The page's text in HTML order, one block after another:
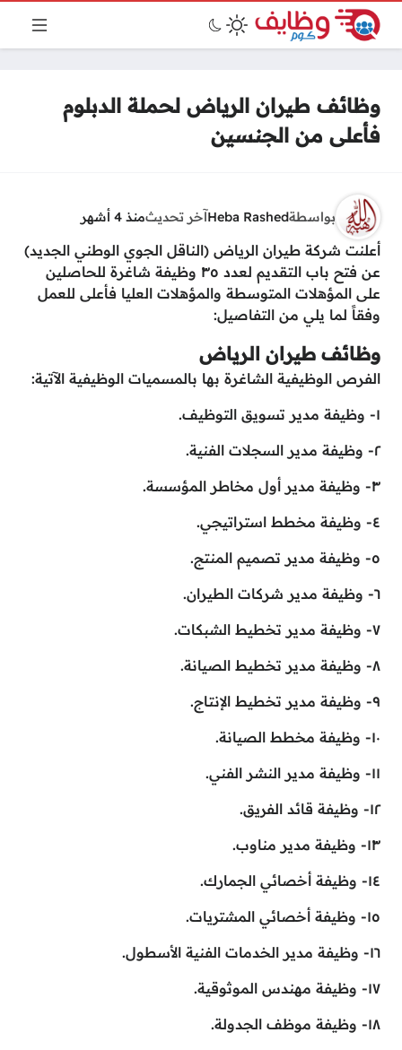
وظائف طيران الرياض لحملة الدبلوم
فأعلى من الجنسين
بواسطةHeba Rashedآخر تحديثمنذ 4 أشهر
أعلنت شركة طيران الرياض (الناقل الجوي الوطني الجديد)
عن فتح باب التقديم لعدد ٣٥ وظيفة شاغرة للحاصلين
على المؤهلات المتوسطة والمؤهلات العليا فأعلى للعمل
وفقاً لما يلي من التفاصيل:
وظائف طيران الرياض
الفرص الوظيفية الشاغرة بها بالمسميات الوظيفية الآتية:
١- وظيفة مدير تسويق التوظيف.
٢- وظيفة مدير السجلات الفنية.
٣- وظيفة مدير أول مخاطر المؤسسة.
٤- وظيفة مخطط استراتيجي.
٥- وظيفة مدير تصميم المنتج.
٦- وظيفة مدير شركات الطيران.
٧- وظيفة مدير تخطيط الشبكات.
٨- وظيفة مدير تخطيط الصيانة.
٩- وظيفة مدير تخطيط الإنتاج.
١٠- وظيفة مخطط الصيانة.
١١- وظيفة مدير النشر الفني.
١٢- وظيفة قائد الفريق.
١٣- وظيفة مدير مناوب.
١٤- وظيفة أخصائي الجمارك.
١٥- وظيفة أخصائي المشتريات.
١٦- وظيفة مدير الخدمات الفنية الأسطول.
١٧- وظيفة مهندس الموثوقية.
١٨- وظيفة موظف الجدولة.